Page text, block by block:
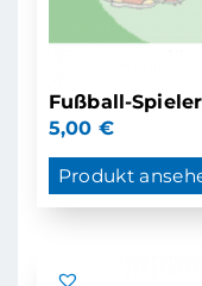
Fußball-
5,00 €
Produkt